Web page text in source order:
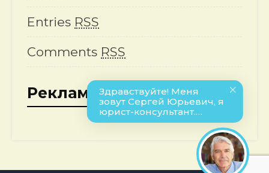
Entries RSS
Comments RSS
Реклама